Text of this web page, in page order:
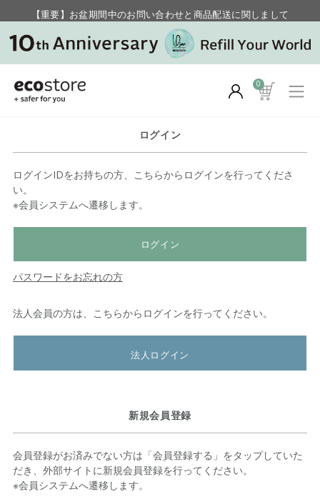
【重要】お盆期間中のお問い合わせと商品配送に関しまして
毎月お得にポイントが貯まる！ “月のポイントアップデー”
0
ログイン
ログインIDをお持ちの方、こちらからログインを行ってくださ
い。
※会員システムへ遷移します。
ログイン
パスワードをお忘れの方
法人会員の方は、こちらからログインを行ってください。
法人ログイン
新規会員登録
会員登録がお済みでない方は「会員登録する」をタップしていた
だき、外部サイトに新規会員登録を行ってください。
※会員システムへ遷移します。